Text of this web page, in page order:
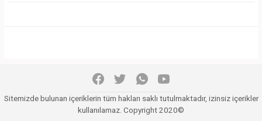
Sitemizde bulunan içeriklerin tüm hakları saklı tutulmaktadır, izinsiz içerikler
kullanılamaz. Copyright 2020©